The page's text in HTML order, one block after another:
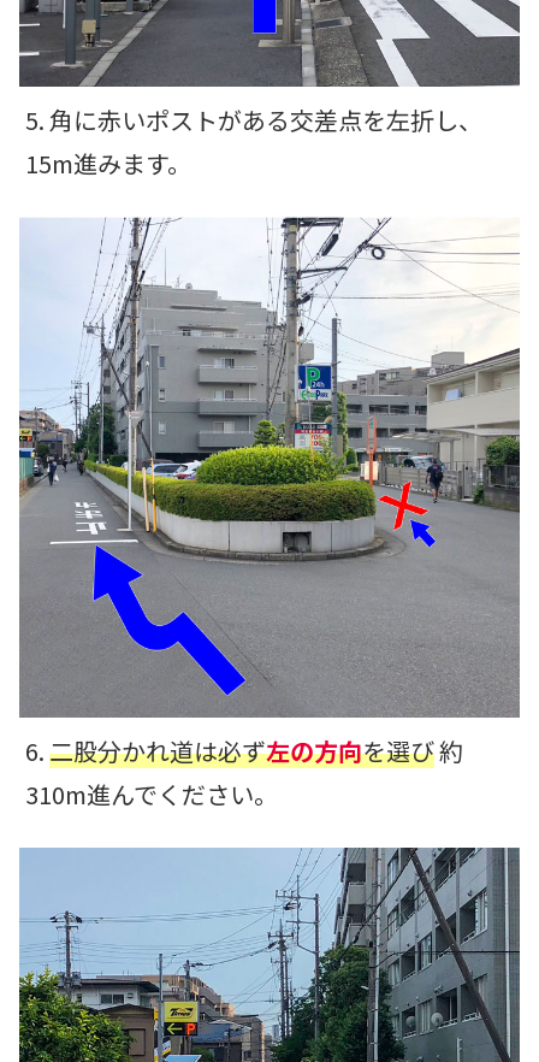
5. 角に赤いポストがある交差点を左折し、
15m進みます。
6.二股分かれ道は必ず左の方向を選び約
310m進んでください。